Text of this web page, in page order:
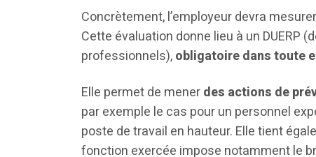
Concrètement, l’employeur devra
Cette évaluation donne lieu à un DUERP
professionnels),obligatoire dans toute
Elle permet de menerdes actions de
par exemple le cas pour un personnel
poste de travail en hauteur. Elle tient
fonction exercée impose notamment le